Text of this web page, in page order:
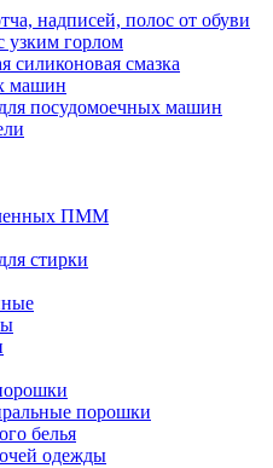
надписей, полос от обуви
узким горлом
силиконовая смазка
машин
посудомоечных машин
ПММ
стирки
порошки
белья
одежды